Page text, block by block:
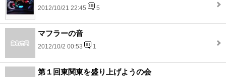
2012/10/21 22:45 5
マフラーの音
2012/10/2 00:53 1
第１回東関東を盛り上げようの会